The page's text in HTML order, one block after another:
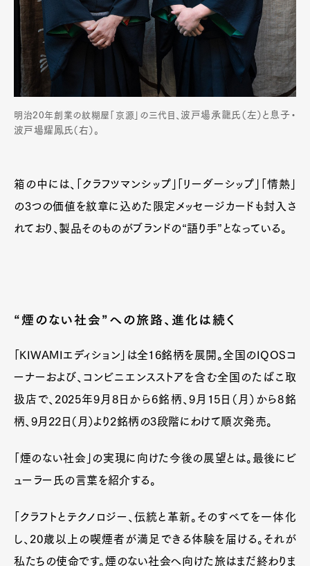
ProductCulture Lifestyle
Pen Meet
Pen international Pen tw
明治20年創業の紋糊屋「京源」の三代目、 波戸場承龍氏（左）と息子・
波戸場耀鳳氏（右）。
箱の中には、「クラフツマンシップ」「リーダーシップ」「情熱」
の3つの価値を紋章に込めた限定メッセージカードも封入さ
れており、製品そのものがブランドの“語り手”となっている。
“煙のない社会”への旅路、進化は続く
「KIWAMIエディション」は全16銘柄を展開。全国のIQOSコ
ーナーおよび、コンビニエンスストアを含む全国のたばこ取
扱店で、2025年9月8日から6銘柄、9月15日（月）から8銘
柄、9月22日（月）より2銘柄の3段階にわけて順次発売。
「煙のない社会」の実現に向けた今後の展望とは。最後にビ
ューラー氏の言葉を紹介する。
「クラフトとテクノロジー、伝統と革新。そのすべてを一体化
し、20歳以上の喫煙者が満足できる体験を届ける。それが
私たちの使命です。煙のない社会へ向けた旅はまだ終わりま